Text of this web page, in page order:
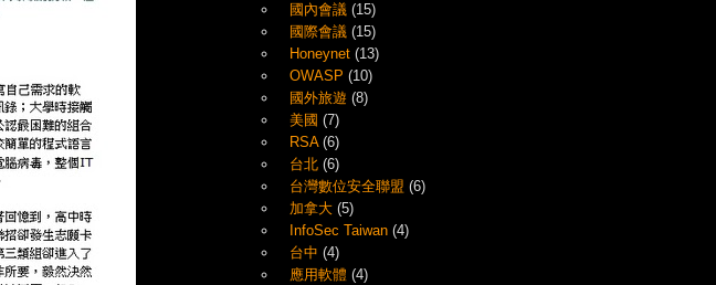
國內會議 (15)
國際會議 (15)
Honeynet (13)
OWASP (10)
國外旅遊 (8)
美國 (7)
RSA (6)
台北 (6)
台灣數位安全聯盟 (6)
加拿大 (5)
InfoSec Taiwan (4)
台中 (4)
應用軟體 (4)